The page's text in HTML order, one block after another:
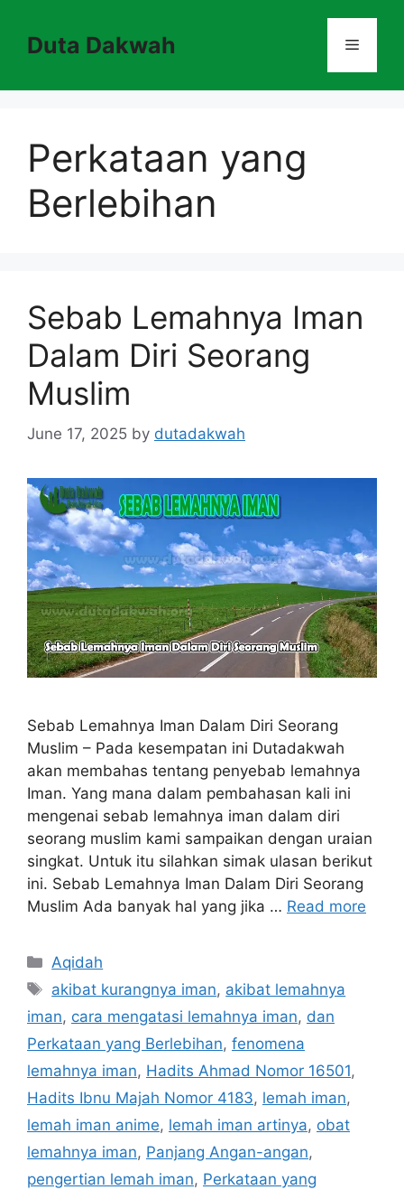
contentDuta Dakwah Menu
Perkataan yang
Berlebihan
Sebab Lemahnya Iman
Dalam Diri Seorang
Muslim
June 17, 2025 by dutadakwah
Sebab Lemahnya Iman Dalam Diri Seorang
Muslim – Pada kesempatan ini Dutadakwah
akan membahas tentang penyebab lemahnya
Iman. Yang mana dalam pembahasan kali ini
mengenai sebab lemahnya iman dalam diri
seorang muslim kami sampaikan dengan uraian
singkat. Untuk itu silahkan simak ulasan berikut
ini. Sebab Lemahnya Iman Dalam Diri Seorang
Muslim Ada banyak hal yang jika … Read more
Categories
Aqidah
Tags
akibat kurangnya iman, akibat lemahnya
iman, cara mengatasi lemahnya iman, dan
Perkataan yang Berlebihan, fenomena
lemahnya iman, Hadits Ahmad Nomor 16501,
Hadits Ibnu Majah Nomor 4183, lemah iman,
lemah iman anime, lemah iman artinya, obat
lemahnya iman, Panjang Angan-angan,
pengertian lemah iman, Perkataan yang